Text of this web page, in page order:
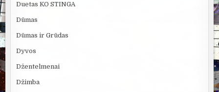
Duetas KO STINGA
Dūmas
Dūmas ir Grūdas
Dyvos
Džentelmenai
Džimba